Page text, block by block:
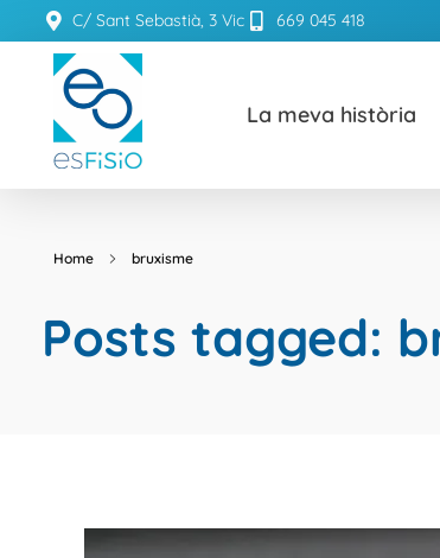
C/ Sant Sebastià, 3 Vic 669 045 418
ESFISIO
La meva història
Home bruxisme
Posts tagged: